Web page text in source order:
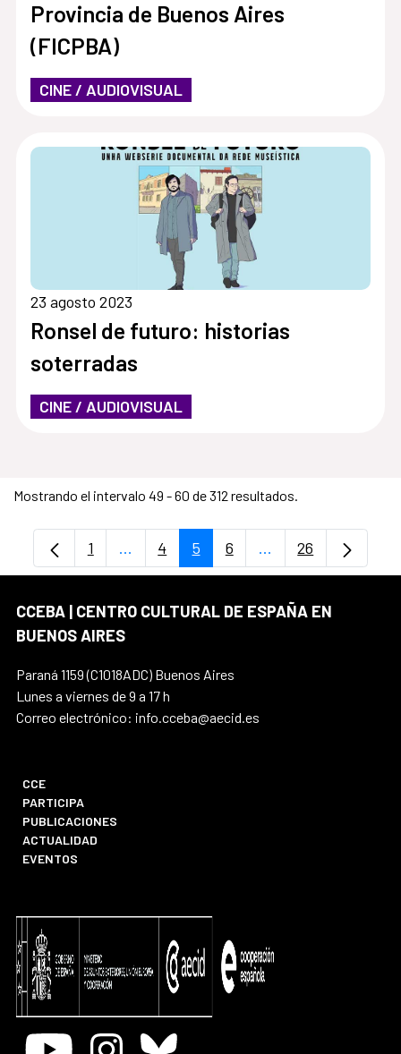
Provincia de Buenos Aires
(FICPBA)
CINE / AUDIOVISUAL
23 agosto 2023
Ronsel de futuro: historias
soterradas
CINE / AUDIOVISUAL
Mostrando el intervalo 49 - 60 de 312 resultados.
Página
1 ...Páginas intermedias Use TAB para
Página
4 Página
5 Página
6 ...PáginasPágina
26
CCEBA | CENTRO CULTURAL DE ESPAÑA EN
BUENOS AIRES
Paraná 1159 (C1018ADC) Buenos Aires
Lunes a viernes de 9 a 17 h
Correo electrónico: info.cceba@aecid.es
CCE
PARTICIPA
PUBLICACIONES
ACTUALIDAD
EVENTOS
Youtube InstagramBluesky